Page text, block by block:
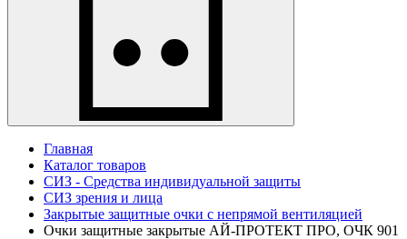
Главная
Каталог товаров
СИЗ - Средства индивидуальной защиты
СИЗ зрения и лица
Закрытые защитные очки с непрямой вентиляцией
Очки защитные закрытые АЙ-ПРОТЕКТ ПРО, ОЧК 901